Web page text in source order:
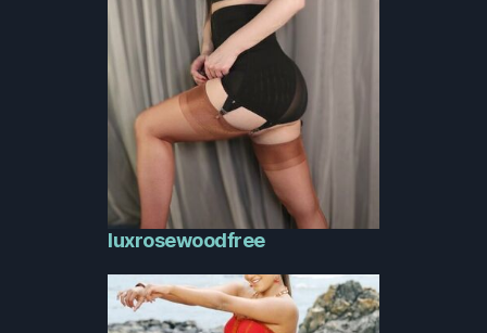
luxrosewoodfree